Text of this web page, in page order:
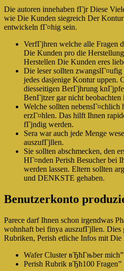
Die autoren innehaben fГјr Diese
wie Die Kunden siegreich Der
entwickeln fГ¤hig sein.
VerfГјhren welche alle Fragen
Die Kunden pro die
Herstellen Die Kunden eres
Die leser sollten zwangslГ¤ufig
jedes dasjenige Kontur uppen.
diesseitigen BerГјhrung
BenГјtzer gar nicht
Welche sollten nebensГ¤chlich
erzГ¤hlen. Das hilft Ihnen
fГјndig werden.
Sera war auch jede Menge
auszufГјllen.
Sie sollten abschmecken, den
HГ¤nden Perish Besucher bei
werden lassen. Eltern sollten
und DENKSTE gehaben.
Benutzerkonto
Parece darf Ihnen schon irgendwas
wohnhaft bei finya auszufГјllen.
Rubriken, Perish etliche Infos mit Die
Wafer Cluster вЂћГњber mich”
Perish Rubrik вЂћ100 Fragen”